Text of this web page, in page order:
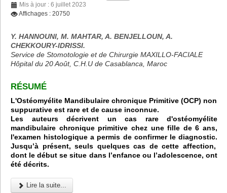
Mis à jour : 6 juillet 2023
Affichages : 20750
Y. HANNOUNI, M. MAHTAR, A. BENJELLOUN, A.
CHEKKOURY-IDRISSI.
Service de Stomotologie et de Chirurgie MAXILLO-FACIALE
Hôpital du 20 Août, C.H.U de Casablanca, Maroc
RÉSUMÉ
L'Ostéomyélite Mandibulaire chronique Primitive (OCP) non
suppurative est rare et de cause inconnue.
Les auteurs décrivent un cas rare d'ostéomyélite
mandibulaire chronique primitive chez une fille de 6 ans,
l'examen histologique a permis de confirmer le diagnostic.
Jusqu’à présent, seuls quelques cas de cette affection,
dont le début se situe dans l’enfance ou l’adolescence, ont
été décrits.
Lire la suite...